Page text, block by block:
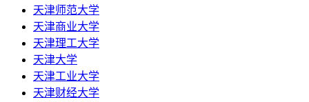
天津师范大学
天津商业大学
天津理工大学
天津大学
天津工业大学
天津财经大学